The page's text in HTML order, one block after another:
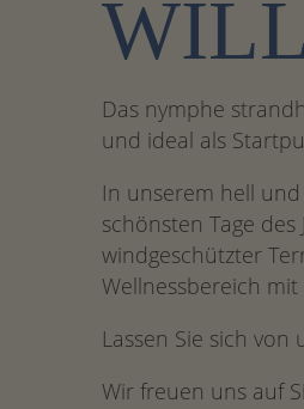
Das nymphe
und ideal als
In unserem hell
schönsten Tage
windgeschützter
Wellnessbereich
Lassen Sie sich
Wir freuen uns auf